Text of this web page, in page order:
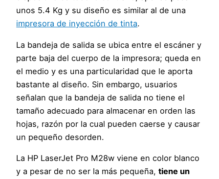
unos 5.4 Kg y su diseño es similar al de una
impresora de inyección de tinta.
La bandeja de salida se ubica entre el escáner y
parte baja del cuerpo de la impresora; queda en
el medio y es una particularidad que le aporta
bastante al diseño. Sin embargo, usuarios
señalan que la bandeja de salida no tiene el
tamaño adecuado para almacenar en orden las
hojas, razón por la cual pueden caerse y causar
un pequeño desorden.
La HP LaserJet Pro M28w viene en color blanco
y a pesar de no ser la más pequeña,tiene un